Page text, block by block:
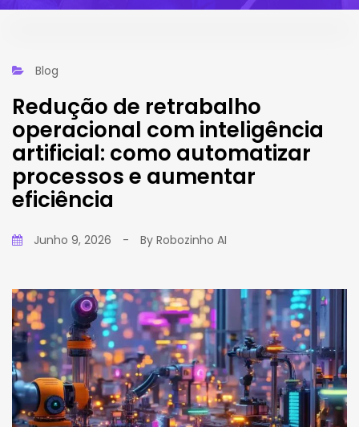
Blog
Redução de retrabalho
operacional com inteligência
artificial: como automatizar
processos e aumentar
eficiência
Junho 9, 2026 - By Robozinho AI